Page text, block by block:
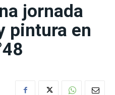
jornada
pintura en